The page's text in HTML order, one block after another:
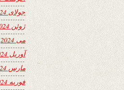
جولای 2024
ژوئن 2024
می 2024
آوریل 2024
مارس 2024
فوریه 2024